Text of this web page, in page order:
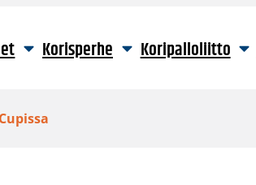
Korisperhe Koripalloliitto